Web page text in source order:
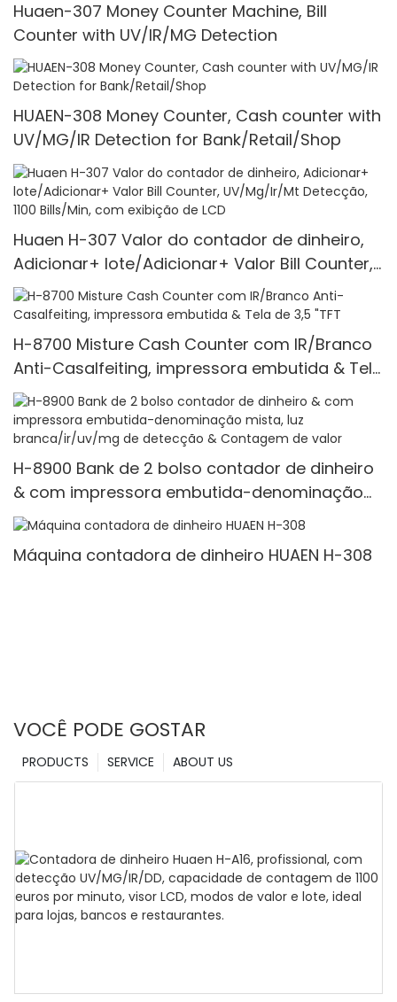
Huaen-307 Money Counter Machine, Bill
Counter with UV/IR/MG Detection
HUAEN-308 Money Counter, Cash counter with
UV/MG/IR Detection for Bank/Retail/Shop
Huaen H-307 Valor do contador de dinheiro,
Adicionar+ lote/Adicionar+ Valor Bill Counter,
UV/Mg/Ir/Mt Detecção, 1100 Bills/Min, com
exibição de LCD
H-8700 Misture Cash Counter com IR/Branco
Anti-Casalfeiting, impressora embutida & Tela
de 3,5 "TFT
H-8900 Bank de 2 bolso contador de dinheiro
& com impressora embutida-denominação
mista, luz branca/ir/uv/mg de detecção &
Contagem de valor
Máquina contadora de dinheiro HUAEN H-308
VOCÊ PODE GOSTAR
ABOUT US
SERVICE
PRODUCTS